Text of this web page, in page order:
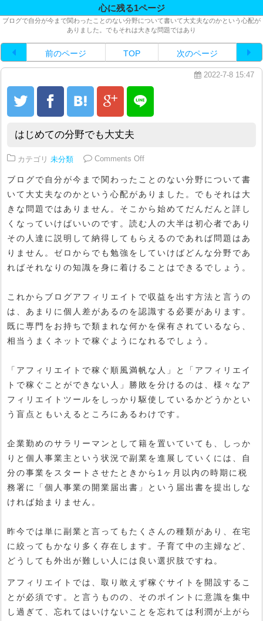
心に残る1ページ
ブログで自分が今まで関わったことのない分野について書いて大丈夫なのかという心配が
ありました。でもそれは大きな問題ではあり
前のページ TOP 次のページ
2022-7-8 15:47
はじめての分野でも大丈夫
カテゴリ 未分類 Comments Offon はじめての分野でも大丈夫
ブログで自分が今まで関わったことのない分野について書
いて大丈夫なのかという心配がありました。でもそれは大
きな問題ではありません。そこから始めてだんだんと詳し
くなっていけばいいのです。読む人の大半は初心者であり
その人達に説明して納得してもらえるのであれば問題はあ
りません。ゼロからでも勉強をしていけばどんな分野であ
ればそれなりの知識を身に着けることはできるでしょう。
これからブログアフィリエイトで収益を出す方法と言うの
は、あまりに個人差があるのを認識する必要があります。
既に専門をお持ちで類まれな何かを保有されているなら、
相当うまくネットで稼ぐようになれるでしょう。
「アフィリエイトで稼ぐ順風満帆な人」と「アフィリエイ
トで稼ぐことができない人」勝敗を分けるのは、様々なア
フィリエイトツールをしっかり駆使しているかどうかとい
う盲点ともいえるところにあるわけです。
企業勤めのサラリーマンとして籍を置いていても、しっか
りと個人事業主という状況で副業を進展していくには、自
分の事業をスタートさせたときから1ヶ月以内の時期に税
務署に「個人事業の開業届出書」という届出書を提出しな
ければ始まりません。
昨今では単に副業と言ってもたくさんの種類があり、在宅
に絞ってもかなり多く存在します。子育て中の主婦など、
どうしても外出が難しい人には良い選択肢ですね。
アフィリエイトでは、取り敢えず稼ぐサイトを開設するこ
とが必須です。と言うものの、そのポイントに意識を集中
し過ぎて、忘れてはいけないことを忘れては利潤が上がら